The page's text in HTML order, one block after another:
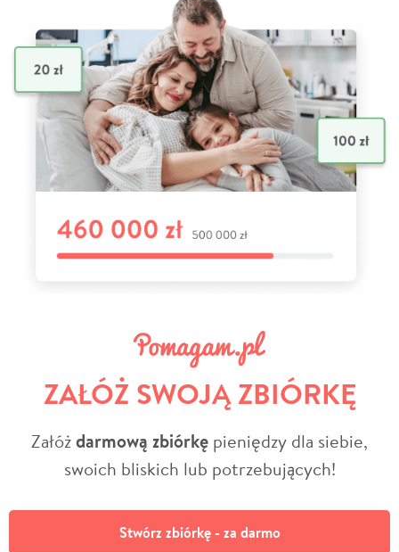
ZAŁÓŻ SWOJĄ ZBIÓRKĘ
Załóżdarmową zbiórkę pieniędzy dla siebie,
swoich bliskich lub potrzebujących!
Stwórz zbiórkę - za darmo